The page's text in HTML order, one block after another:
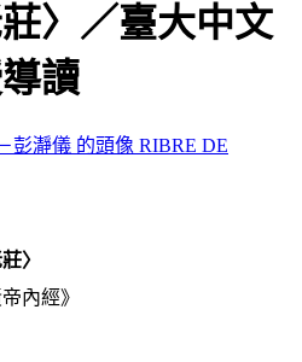
〉／臺大中文
讀
RIBRE DE
〉
內經》